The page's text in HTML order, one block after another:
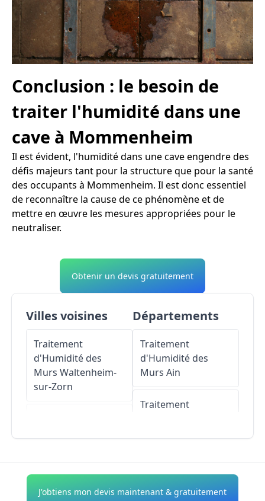
Conclusion : le besoin de
traiter l'humidité dans une
cave à Mommenheim
Il est évident, l'humidité dans une cave engendre des
défis majeurs tant pour la structure que pour la santé
des occupants à Mommenheim. Il est donc essentiel
de reconnaître la cause de ce phénomène et de
mettre en œuvre les mesures appropriées pour le
neutraliser.
Obtenir un devis gratuitement
Villes voisines
Traitement
d'Humidité des
Murs Waltenheim-
sur-Zorn
Traitement
d'Humidité des
Départements
Traitement
d'Humidité des
Murs Ain
Traitement
Traitement
d'Humidité des
Murs Allier
J'obtiens mon devis maintenant & gratuitement